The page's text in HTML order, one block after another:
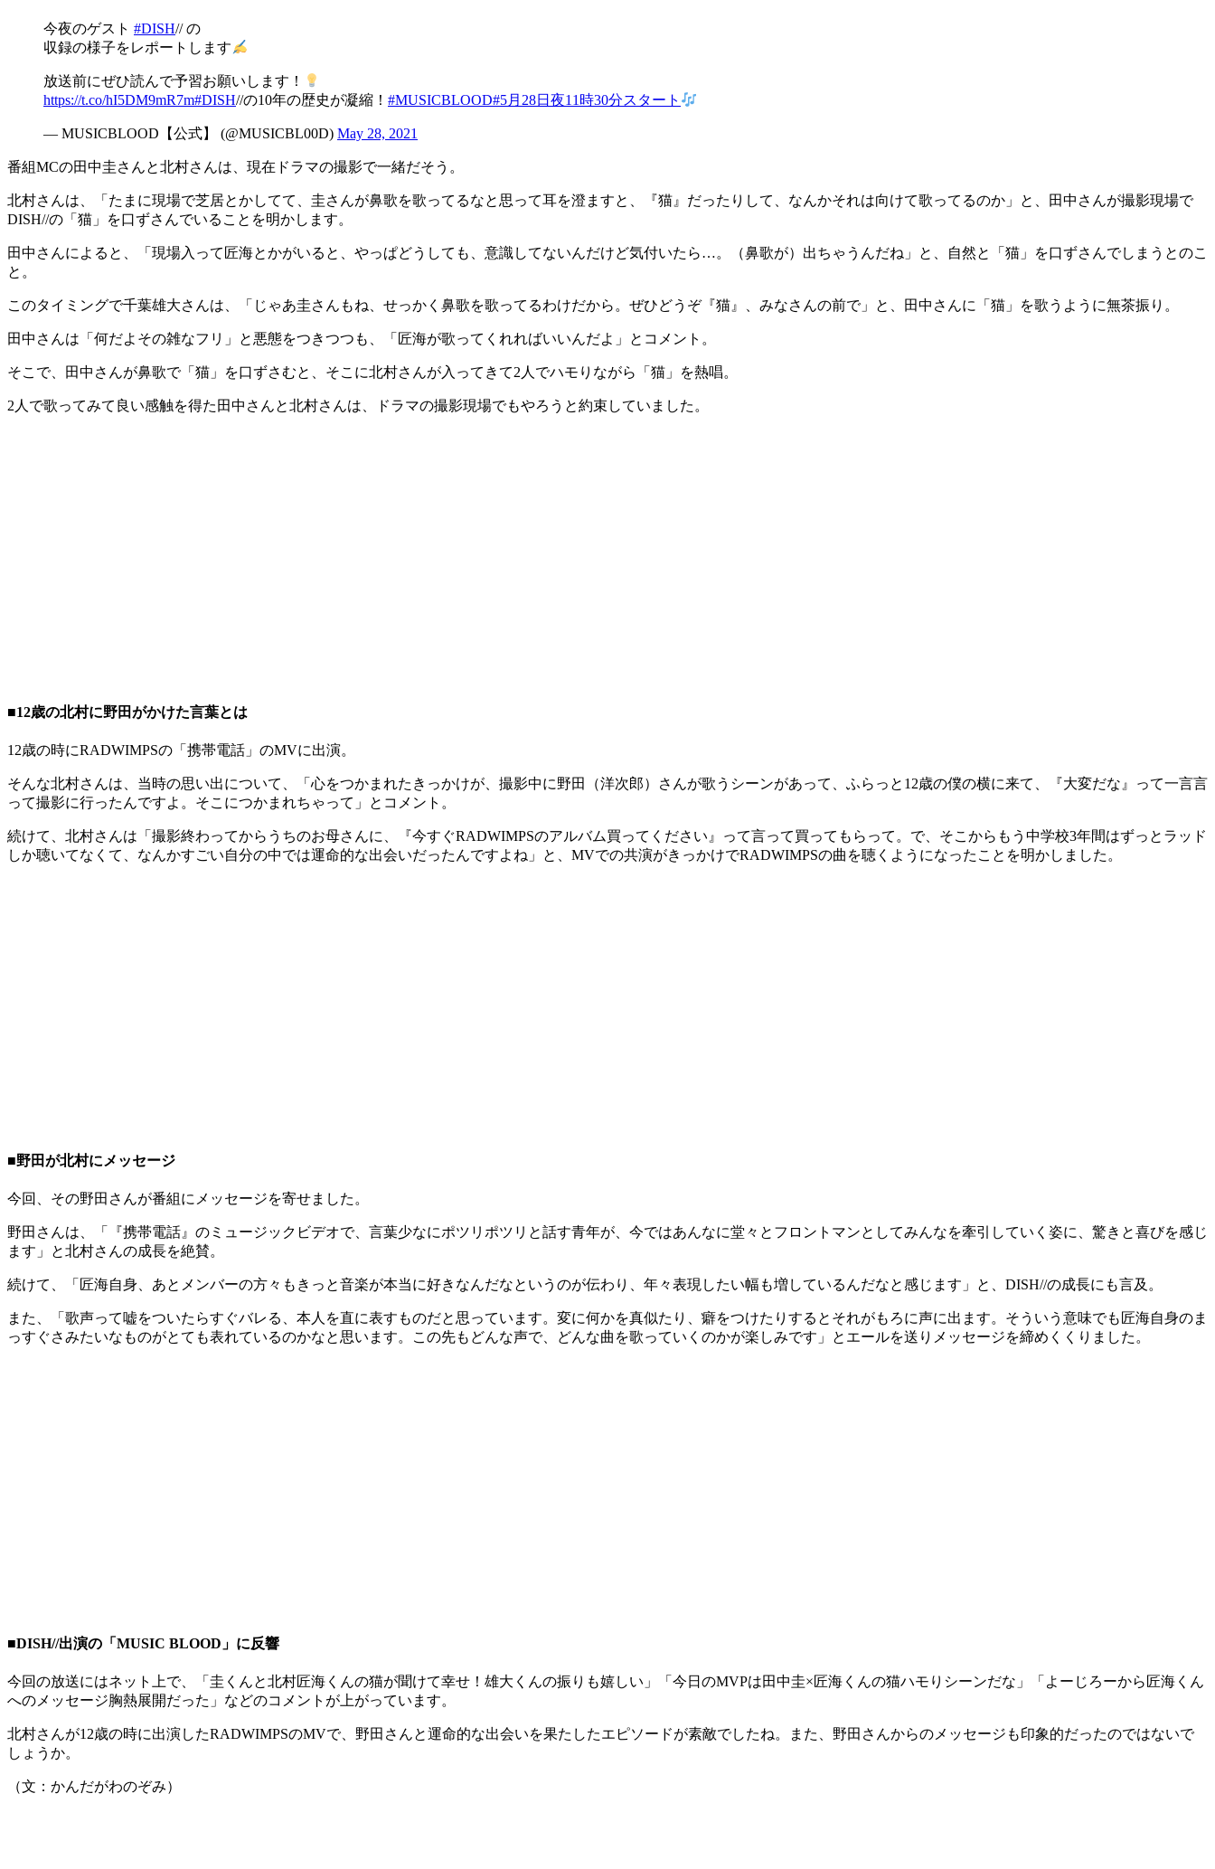
今夜のゲスト #DISH// の
収録の様子をレポートします
放送前にぜひ読んで予習お願いします！
https://t.co/hI5DM9mR7m#DISH//の10年の歴史が凝縮！ #MUSICBLOOD#5月28日夜11時30分スタート
— MUSICBLOOD【公式】 (@MUSICBL00D) May 28, 2021
番組MCの田中圭さんと北村さんは、現在ドラマの撮影で一緒だそう。
北村さんは、「たまに現場で芝居とかしてて、圭さんが鼻歌を歌ってるなと思って耳を澄ますと、『猫』だったりして、なんかそれは向けて歌ってるのか」と、田中さんが撮影現場で
DISH//の「猫」を口ずさんでいることを明かします。
田中さんによると、「現場入って匠海とかがいると、やっぱどうしても、意識してないんだけど気付いたら…。（鼻歌が）出ちゃうんだね」と、自然と「猫」を口ずさんでしまうとのこ
と。
このタイミングで千葉雄大さんは、「じゃあ圭さんもね、せっかく鼻歌を歌ってるわけだから。ぜひどうぞ『猫』、みなさんの前で」と、田中さんに「猫」を歌うように無茶振り。
田中さんは「何だよその雑なフリ」と悪態をつきつつも、「匠海が歌ってくれればいいんだよ」とコメント。
そこで、田中さんが鼻歌で「猫」を口ずさむと、そこに北村さんが入ってきて2人でハモりながら「猫」を熱唱。
2人で歌ってみて良い感触を得た田中さんと北村さんは、ドラマの撮影現場でもやろうと約束していました。
■12歳の北村に野田がかけた言葉とは
12歳の時にRADWIMPSの「携帯電話」のMVに出演。
そんな北村さんは、当時の思い出について、「心をつかまれたきっかけが、撮影中に野田（洋次郎）さんが歌うシーンがあって、ふらっと12歳の僕の横に来て、『大変だな』って一言言
って撮影に行ったんですよ。そこにつかまれちゃって」とコメント。
続けて、北村さんは「撮影終わってからうちのお母さんに、『今すぐRADWIMPSのアルバム買ってください』って言って買ってもらって。で、そこからもう中学校3年間はずっとラッド
しか聴いてなくて、なんかすごい自分の中では運命的な出会いだったんですよね」と、MVでの共演がきっかけでRADWIMPSの曲を聴くようになったことを明かしました。
■野田が北村にメッセージ
今回、その野田さんが番組にメッセージを寄せました。
野田さんは、「『携帯電話』のミュージックビデオで、言葉少なにポツリポツリと話す青年が、今ではあんなに堂々とフロントマンとしてみんなを牽引していく姿に、驚きと喜びを感じ
ます」と北村さんの成長を絶賛。
続けて、「匠海自身、あとメンバーの方々もきっと音楽が本当に好きなんだなというのが伝わり、年々表現したい幅も増しているんだなと感じます」と、DISH//の成長にも言及。
また、「歌声って嘘をついたらすぐバレる、本人を直に表すものだと思っています。変に何かを真似たり、癖をつけたりするとそれがもろに声に出ます。そういう意味でも匠海自身のま
っすぐさみたいなものがとても表れているのかなと思います。この先もどんな声で、どんな曲を歌っていくのかが楽しみです」とエールを送りメッセージを締めくくりました。
■DISH//出演の「MUSIC BLOOD」に反響
今回の放送にはネット上で、「圭くんと北村匠海くんの猫が聞けて幸せ！雄大くんの振りも嬉しい」「今日のMVPは田中圭×匠海くんの猫ハモりシーンだな」「よーじろーから匠海くん
へのメッセージ胸熱展開だった」などのコメントが上がっています。
北村さんが12歳の時に出演したRADWIMPSのMVで、野田さんと運命的な出会いを果たしたエピソードが素敵でしたね。また、野田さんからのメッセージも印象的だったのではないで
しょうか。
（文：かんだがわのぞみ）